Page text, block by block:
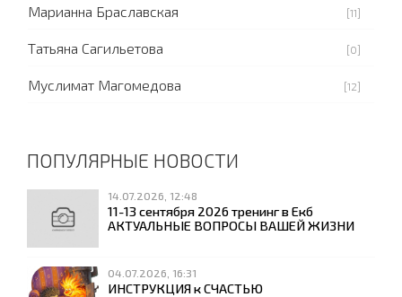
Марианна Браславская [11]
Татьяна Сагильетова [0]
Муслимат Магомедова [12]
ПОПУЛЯРНЫЕ НОВОСТИ
14.07.2026, 12:48
11-13 сентября 2026 тренинг в Екб
АКТУАЛЬНЫЕ ВОПРОСЫ ВАШЕЙ ЖИЗНИ
04.07.2026, 16:31
ИНСТРУКЦИЯ к СЧАСТЬЮ